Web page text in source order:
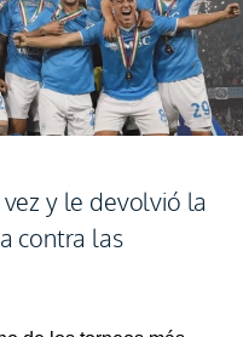
y le devolvió la
contra las